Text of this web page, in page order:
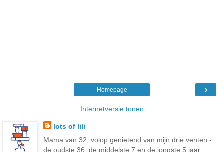
›
Homepage
Internetversie tonen
lots of lili
Mama van 32, volop genietend van mijn drie venten -
de oudste 36, de middelste 7 en de jongste 5 jaar.